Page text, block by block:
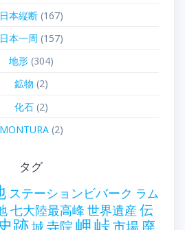
日本縦断(167)
日本一周 (157)
地形(304)
鉱物 (2)
化石(2)
MONTURA(2)
タグ
ステーションビバーク ラム
七大陸最高峰 世界遺産 伝
史跡 岬峠市場